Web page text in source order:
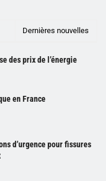
Dernières nouvelles
des prix de l’énergie
en France
d’urgence pour fissures